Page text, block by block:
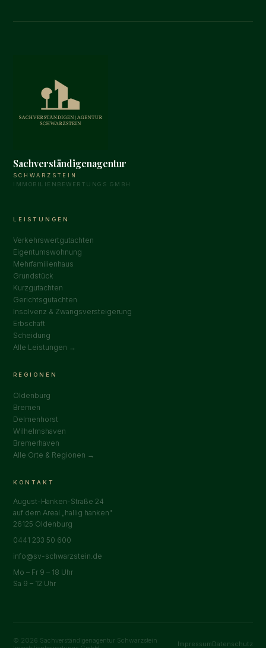
Sachverständigenagentur
SCHWARZSTEIN
IMMOBILIENBEWERTUNGS GMBH
LEISTUNGEN
Verkehrswertgutachten
Eigentumswohnung
Mehrfamilienhaus
Grundstück
Kurzgutachten
Gerichtsgutachten
Insolvenz & Zwangsversteigerung
Erbschaft
Scheidung
Alle Leistungen →
REGIONEN
Oldenburg
Bremen
Delmenhorst
Wilhelmshaven
Bremerhaven
Alle Orte & Regionen →
KONTAKT
August-Hanken-Straße 24
auf dem Areal „hallig hanken"
26125 Oldenburg
0441 233 50 600
info@sv-schwarzstein.de
Mo – Fr 9 – 18 Uhr
Sa 9 – 12 Uhr
© 2026 Sachverständigenagentur Schwarzstein
Impressum Datenschutz